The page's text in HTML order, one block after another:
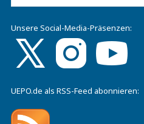
Unsere Social-Media-Präsenzen:
UEPO.de als RSS-Feed abonnieren: